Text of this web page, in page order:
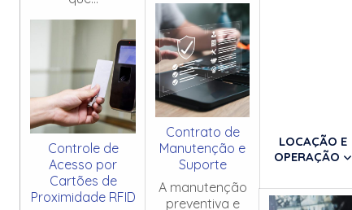
Controle de
Acesso por
Cartões de
Proximidade RFID
Contrato de
Manutenção e
Suporte
A manutenção
preventiva e
LOCAÇÃO E
OPERAÇÃO